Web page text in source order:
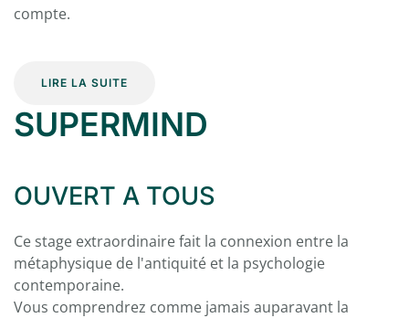
compte.
LIRE LA SUITE
SUPERMIND
OUVERT A TOUS
Ce stage extraordinaire fait la connexion entre la
métaphysique de l'antiquité et la psychologie
contemporaine.
Vous comprendrez comme jamais auparavant la